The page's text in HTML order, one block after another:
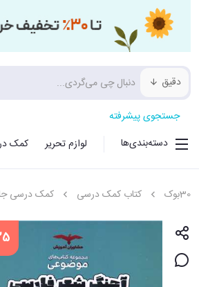
دقیق
جستجوی پیشرفته
دسته‌بندی‌ها
لوازم تحریر کمک
30بوک کتاب کمک درسی کمک درسی